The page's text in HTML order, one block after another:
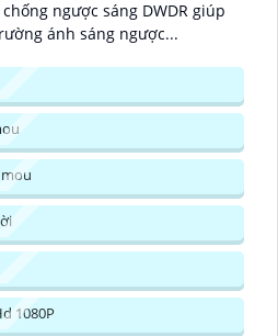
ánh sáng ngược...
1080P